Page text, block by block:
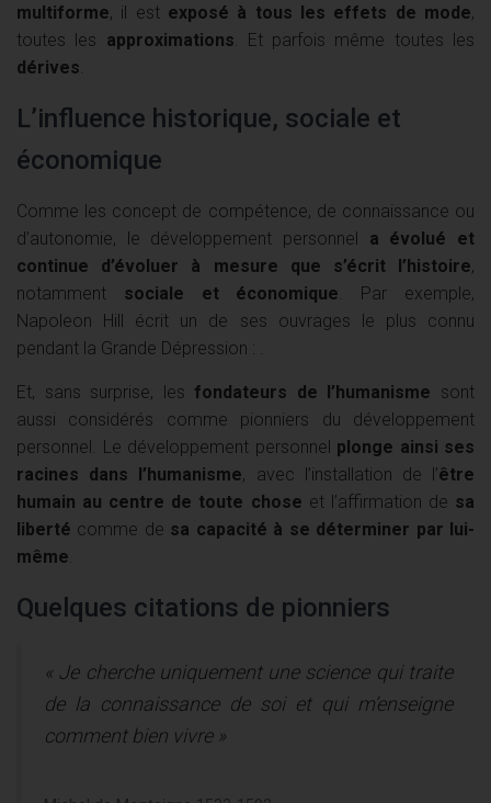
multiforme, il est exposé à tous les effets de mode,
toutes les approximations . Et parfois même toutes les
dérives
L’influence historique, sociale et
économique
Comme les concept de compétence, de connaissance ou
d’autonomie, le développement personnel a évolué et
continue d’évoluer à mesure que s’écrit l’histoire,
notamment sociale et économique . Par exemple,
Napoleon Hill écrit un de ses ouvrages le plus connu
pendant la Grande Dépression : .
Et, sans surprise, les fondateurs de l’humanisme sont
aussi considérés comme pionniers du développement
personnel. Le développement personnel plonge ainsi ses
racines dans l’humanisme, avec l’installation de l’être
humain au centre de toute chose et l’affirmation de sa
liberté comme de sa capacité à se déterminer par lui-
même
Quelques citations de pionniers
« Je cherche uniquement une science qui traite
de la connaissance de soi et qui m’enseigne
comment bien vivre »